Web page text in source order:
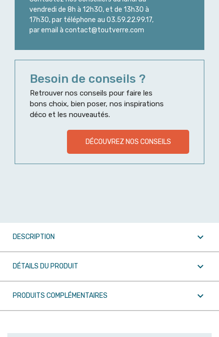
vendredi de 8h à 12h30, et de 13h30 à
17h30, par téléphone au 03.59.22.99.17,
par email à contact@toutverre.com
Besoin de conseils ?
Retrouver nos conseils pour faire les
bons choix, bien poser, nos inspirations
déco et les nouveautés.
DÉCOUVREZ NOS CONSEILS
DESCRIPTION 
DÉTAILS DU PRODUIT 
PRODUITS COMPLÉMENTAIRES 